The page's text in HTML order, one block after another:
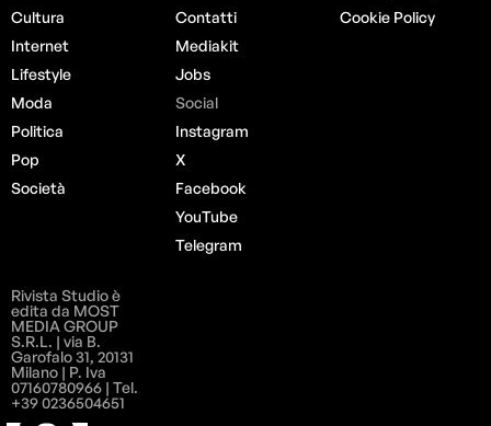
Cultura
Internet
Lifestyle
Moda
Politica
Pop
Società
Contatti
Mediakit
Jobs
Social
Instagram
X
Facebook
YouTube
Telegram
Cookie Policy
Rivista Studio è
edita da MOST
MEDIA GROUP
S.R.L. | via B.
Garofalo 31, 20131
Milano | P. Iva
07160780966 | Tel.
+39 0236504651